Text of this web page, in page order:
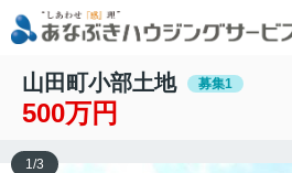
山田町小部土地 募集1
500万円
1/3